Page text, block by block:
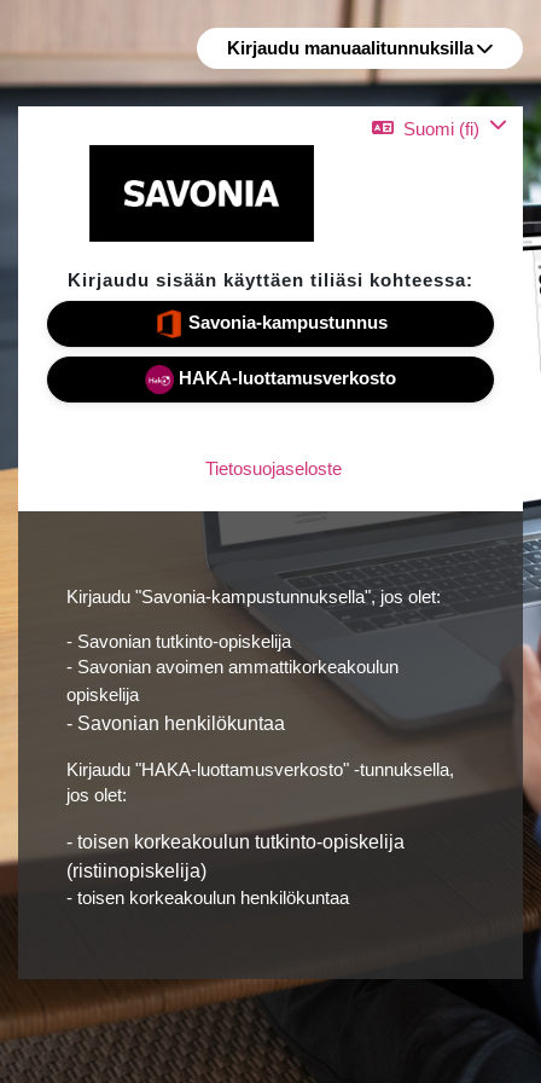
Kirjaudu "Savonia-kampustunnuksella", jos olet:
- Savonian tutkinto-opiskelija
- Savonian avoimen ammattikorkeakoulun
opiskelija
- Savonian henkilökuntaa
Kirjaudu "HAKA-luottamusverkosto" -tunnuksella,
jos olet:
- toisen korkeakoulun tutkinto-opiskelija
(ristiinopiskelija)
- toisen korkeakoulun henkilökuntaa
Suomi ‎(fi)‎
Kirjaudu sisään käyttäen tiliäsi kohteessa:
Savonia-kampustunnus
HAKA-luottamusverkosto
Tietosuojaseloste
Kirjaudu manuaalitunnuksilla